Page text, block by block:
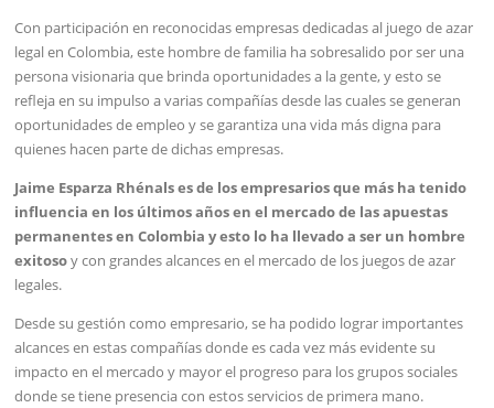
Con participación en reconocidas empresas dedicadas al juego de azar
legal en Colombia, este hombre de familia ha sobresalido por ser una
persona visionaria que brinda oportunidades a la gente, y esto se
refleja en su impulso a varias compañías desde las cuales se generan
oportunidades de empleo y se garantiza una vida más digna para
quienes hacen parte de dichas empresas.
Jaime Esparza Rhénals es de los empresarios que más ha tenido
influencia en los últimos años en el mercado de las apuestas
permanentes en Colombia y esto lo ha llevado a ser un hombre
exitosoy con grandes alcances en el mercado de los juegos de azar
legales.
Desde su gestión como empresario, se ha podido lograr importantes
alcances en estas compañías donde es cada vez más evidente su
impacto en el mercado y mayor el progreso para los grupos sociales
donde se tiene presencia con estos servicios de primera mano.